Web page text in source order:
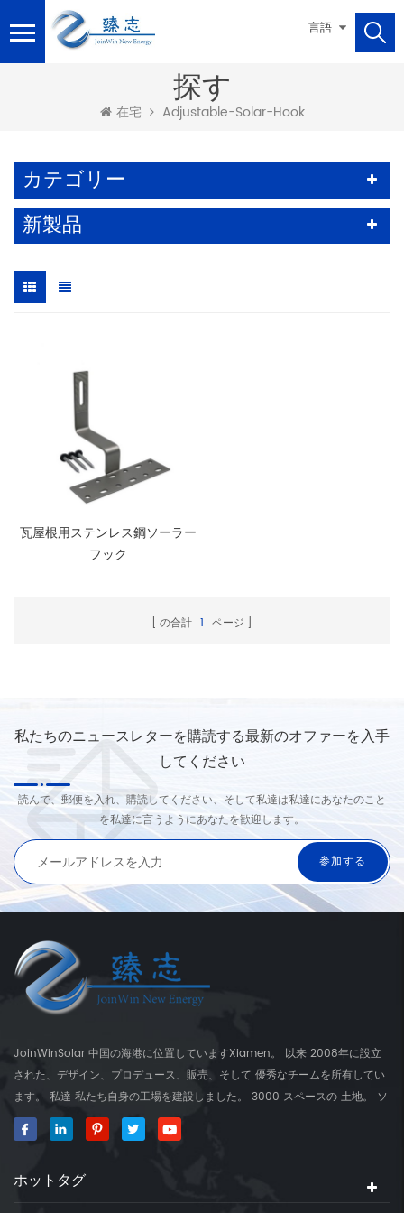
言語
探す
在宅 Adjustable-Solar-Hook
カテゴリー
新製品
瓦屋根用ステンレス鋼ソーラー
フック
の合計 1 ページ
私たちのニュースレターを購読する最新のオファーを入手
してください
読んで、郵便を入れ、購読してください、そして私達は私達にあなたのこと
を私達に言うようにあなたを歓迎します。
JoinWinSolar 中国の海港に位置していますXiamen。 以来 2008年に設立
された、デザイン、プロデュース、販売、そして 優秀なチームを所有してい
ます。 私達 私たち自身の工場を建設しました。 3000 スペースの 土地。 ソ
ーラーマウンティングブラケットのグローバルサプライヤー、 JoinwinSolar
世界の周りの顧客に付加価値を作成しました。 ◆私たちの 製品
びアクセサリー 2、タイル ルーフソーラーマウントシステムとアクセサリー
3、 コンクリートフラットルーフソーラーマウントシステムとアクセサリー
ホットタグ